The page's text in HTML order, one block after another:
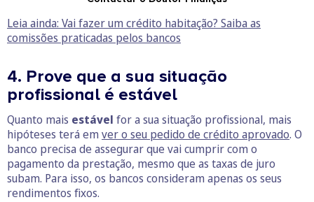
Leia ainda: Vai fazer um crédito habitação? Saiba as
comissões praticadas pelos bancos
4. Prove que a sua situação
profissional é estável
Quanto mais estável for a sua situação profissional, mais
hipóteses terá em ver o seu pedido de crédito aprovado. O
banco precisa de assegurar que vai cumprir com o
pagamento da prestação, mesmo que as taxas de juro
subam. Para isso, os bancos consideram apenas os seus
rendimentos fixos.